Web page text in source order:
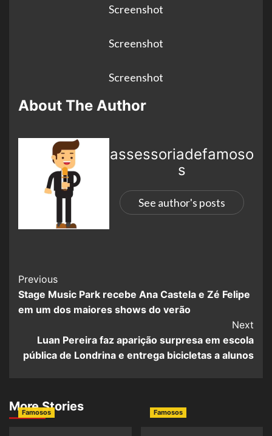
Screenshot
Screenshot
Screenshot
About The Author
assessoriadefamoso
s
See author's posts
Previous
Stage Music Park recebe Ana Castela e Zé Felipe
em um dos maiores shows do verão
Next
Luan Pereira faz aparição surpresa em escola
pública de Londrina e entrega bicicletas a alunos
More Stories
Famosos Famosos